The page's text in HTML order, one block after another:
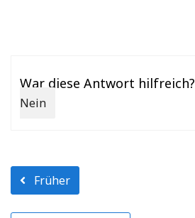
War diese Antwort hilfreich?
Nein
Früher